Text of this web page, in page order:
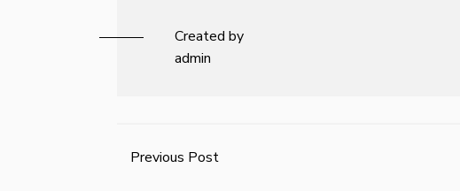
Created by
admin
Previous Post